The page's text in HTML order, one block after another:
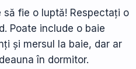
fie o luptă! Respectați o
Poate include o baie
și mersul la baie, dar ar
în dormitor.